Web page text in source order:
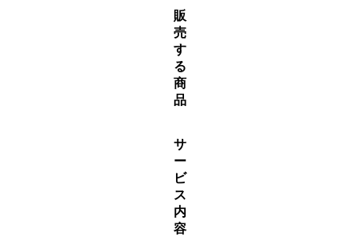
販
売
す
る
商
品
サ
ー
ビ
ス
内
容